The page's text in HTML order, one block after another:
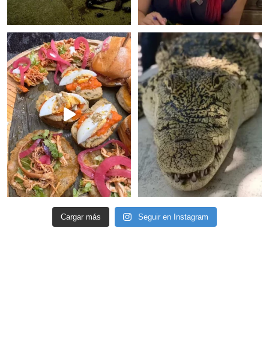
Cargar más Seguir en Instagram